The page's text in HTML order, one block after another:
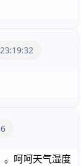
。呵呵天气湿度